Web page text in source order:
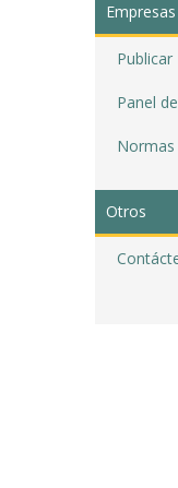
Empresas
Publicar
Panel
Normas
Otros